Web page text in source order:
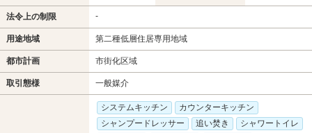
法令上の制限 -
用途地域 第二種低層住居専用地域
都市計画 市街化区域
取引態様 一般媒介
システムキッチン
カウンターキッチン
シャンプードレッサー
追い焚き
シャワートイレ